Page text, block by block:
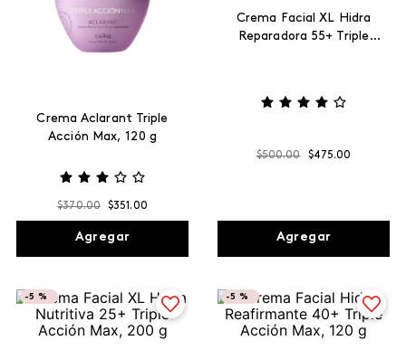
Crema Aclarant Triple
Acción Max, 120 g
$370.00 $351 .00
Agregar
Crema Facial XL Hidra
Reparadora 55+ Triple
$500.00 $475.00
Agregar
-5 % -5 %